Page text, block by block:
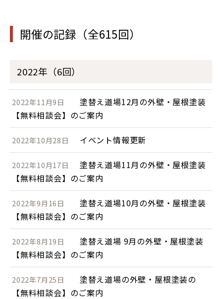
開催の記録（全615回）
2022年（6回）
2022年11月9日
塗替え道場12月の外壁・屋根塗装
【無料相談会】のご案内
2022年10月28日 イベント情報更新
2022年10月17日
塗替え道場11月の外壁・屋根塗装
【無料相談会】のご案内
2022年9月16日
塗替え道場10月の外壁・屋根塗装
【無料相談会】のご案内
2022年8月19日
塗替え道場 9月の外壁・屋根塗装
【無料相談会】のご案内
2022年7月25日
塗替え道場の外壁・屋根塗装の
【無料相談会】のご案内